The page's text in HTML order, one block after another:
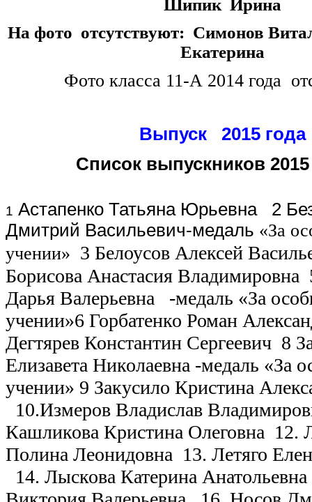
Шипик Ирина
На фото отсутствуют: Симонов
Екатерина
Фото класса 11-А 2014 года
Выпуск 2015 года
Список выпускников
1 Астапенко Татьяна Юрьевна
2
Дмитрий Васильевич-медаль «За
учении» 3 Белоусов Алексей
Борисова Анастасия Владимировна
Дарья Валерьевна
-медаль «За
учении»6 Горбатенко Роман
Дегтярев Константин Сергеевич 8
Елизавета Николаевна -медаль «За
учении» 9 Закусило Кристина
10.Измеров Владислав
Кашликова Кристина Олеговна 12.
Полина Леонидовна 13. Летяго
14. Лыскова Катерина Анатольевна